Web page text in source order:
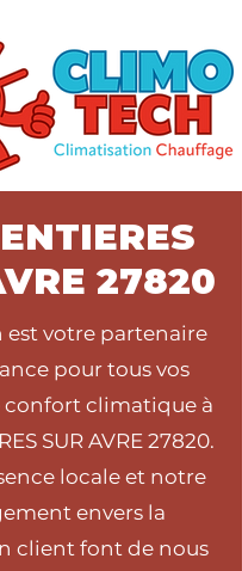
27820
est votre partenaire
pour tous vos
confort climatique à
SUR AVRE 27820.
locale et notre
envers la
client font de nous